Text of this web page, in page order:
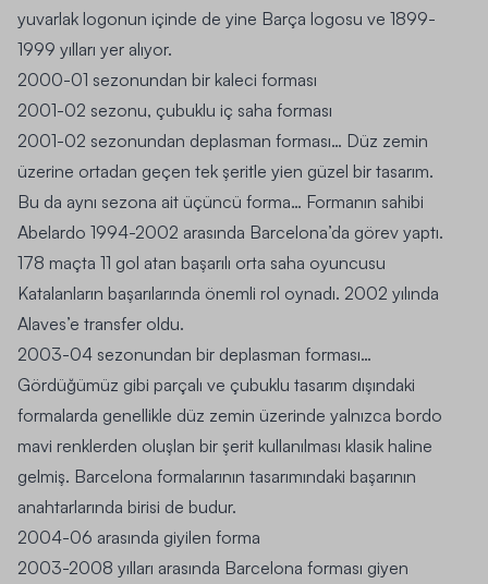
yuvarlak logonun içinde de yine Barça logosu ve 1899-
1999 yılları yer alıyor.
2000-01 sezonundan bir kaleci forması
2001-02 sezonu, çubuklu iç saha forması
2001-02 sezonundan deplasman forması… Düz zemin
üzerine ortadan geçen tek şeritle yien güzel bir tasarım.
Bu da aynı sezona ait üçüncü forma… Formanın sahibi
Abelardo 1994-2002 arasında Barcelona’da görev yaptı.
178 maçta 11 gol atan başarılı orta saha oyuncusu
Katalanların başarılarında önemli rol oynadı. 2002 yılında
Alaves’e transfer oldu.
2003-04 sezonundan bir deplasman forması…
Gördüğümüz gibi parçalı ve çubuklu tasarım dışındaki
formalarda genellikle düz zemin üzerinde yalnızca bordo
mavi renklerden oluşlan bir şerit kullanılması klasik haline
gelmiş. Barcelona formalarının tasarımındaki başarının
anahtarlarında birisi de budur.
2004-06 arasında giyilen forma
2003-2008 yılları arasında Barcelona forması giyen